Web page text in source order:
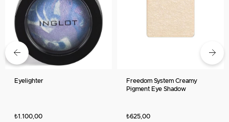
Eyelighter
₺1.100,00
Freedom System Creamy
Pigment Eye Shadow
₺625,00